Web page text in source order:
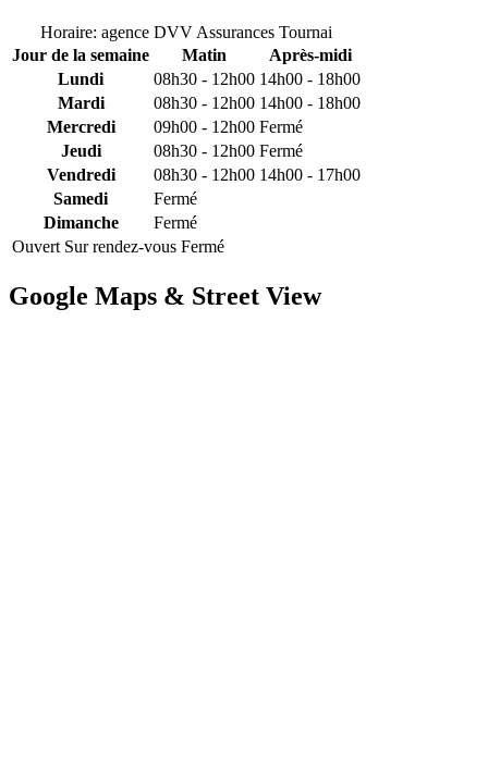
Horaire: agence DVV Assurances Tournai
Jour de la semaine
Matin
Après-midi
Lundi
08h30 - 12h00 14h00 - 18h00
Mardi
08h30 - 12h00 14h00 - 18h00
Mercredi
09h00 - 12h00 Fermé
Jeudi
08h30 - 12h00 Fermé
Vendredi
08h30 - 12h00 14h00 - 17h00
Samedi
Fermé
Dimanche
Fermé
Ouvert Sur rendez-vous Fermé
Google Maps & Street View